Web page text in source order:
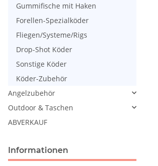
Gummifische mit Haken
Forellen-Spezialköder
Fliegen/Systeme/Rigs
Drop-Shot Köder
Sonstige Köder
Köder-Zubehör
Angelzubehör
Outdoor & Taschen
ABVERKAUF
Informationen